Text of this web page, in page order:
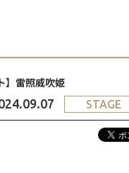
】雷照威吹姫
STAGE